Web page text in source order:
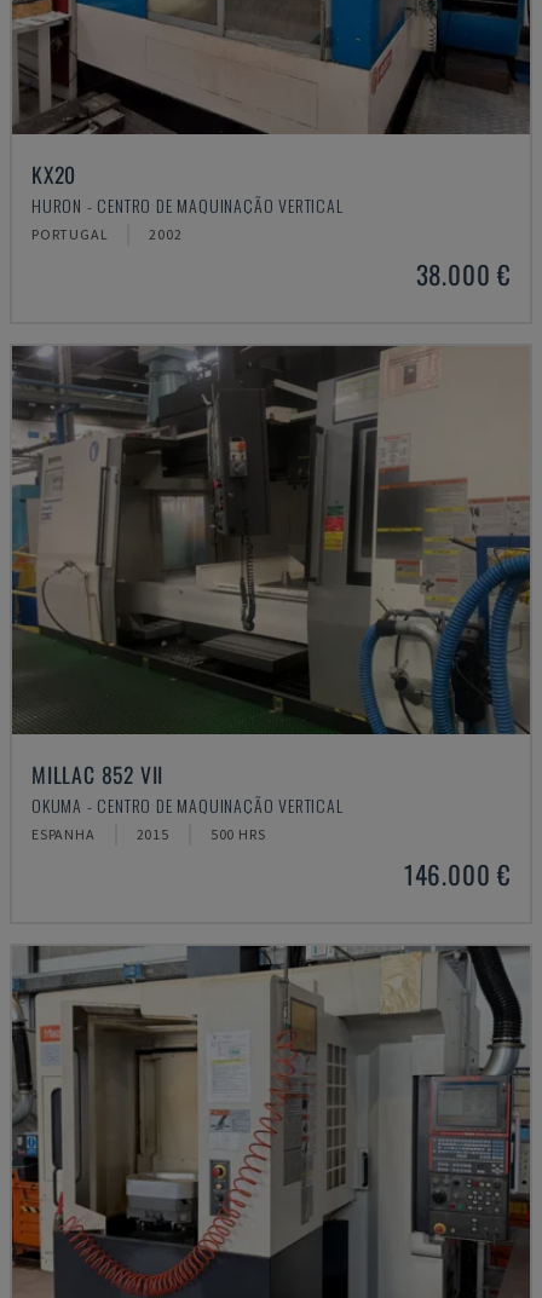
KX20
HURON - CENTRO DE MAQUINAÇÃO VERTICAL
PORTUGAL 2002
38.000 €
MILLAC 852 VII
OKUMA - CENTRO DE MAQUINAÇÃO VERTICAL
ESPANHA 2015 500 HRS
146.000 €